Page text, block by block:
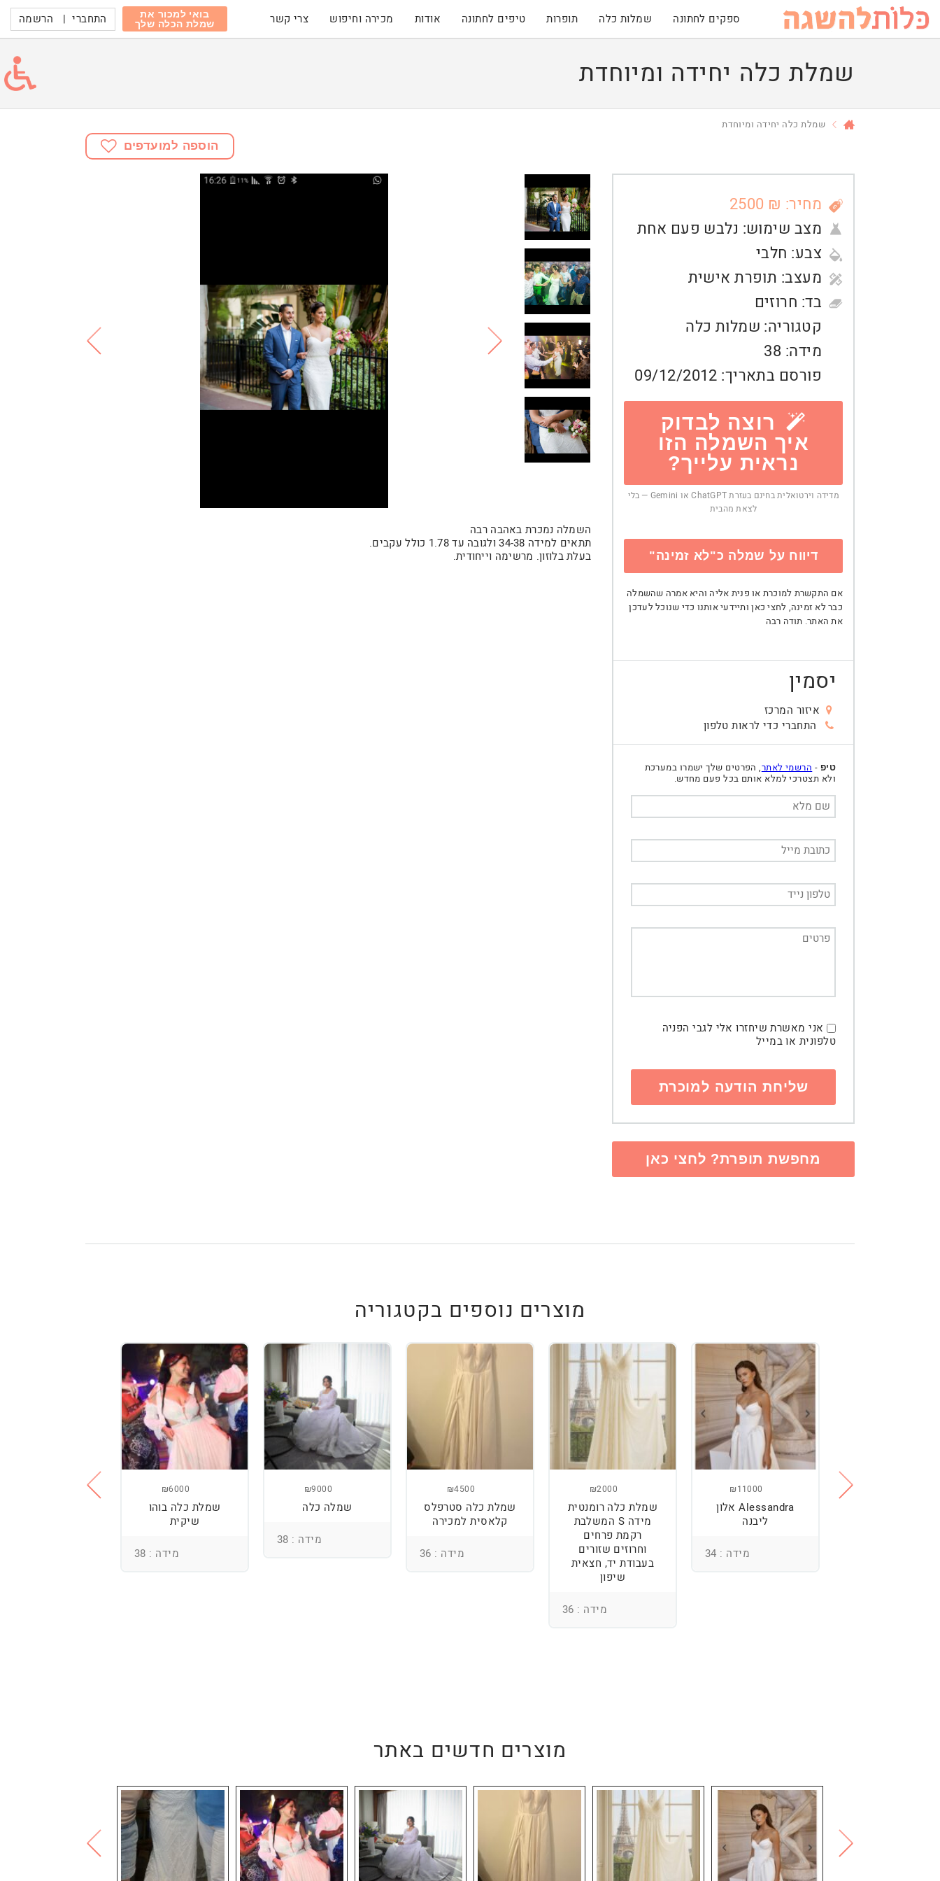
ספקים לחתונה שמלות כלה תופרות טיפים לחתונה אודות מכירה וחיפוש צרי קשר
בואי למכור את
שמלת הכלה שלך
התחברי | הרשמה
שמלת כלה יחידה ומיוחדת
שמלת כלה יחידה ומיוחדת
הוספה למועדפים
מחיר: ₪ 2500
מצב שימוש: נלבש פעם אחת
צבע: חלבי
מעצב: תופרת אישית
בד: חרוזים
קטגוריה: שמלות כלה
מידה: 38
פורסם בתאריך: 09/12/2012
רוצה לבדוק
איך השמלה הזו
נראית עלייך?
מדידה וירטואלית בחינם בעזרת ChatGPT או Gemini — בלי
לצאת מהבית
דיווח על שמלה כ"לא זמינה"
אם התקשרת למוכרת או פנית אליה והיא אמרה שהשמלה
כבר לא זמינה, לחצי כאן ותיידעי אותנו כדי שנוכל לעדכן
את האתר. תודה רבה
יסמין
איזור המרכז
התחברי כדי לראות טלפון
טיפ - הרשמי לאתר, הפרטים שלך ישמרו במערכת
ולא תצטרכי למלא אותם בכל פעם מחדש.
אני מאשרת שיחזרו אלי לגבי הפניה
טלפונית או במייל
מחפשת תופרת? לחצי כאן
השמלה נמכרת באהבה רבה
תתאים למידה 34-38 ולגובה עד 1.78 כולל עקבים.
בעלת בלוזון. מרשימה וייחודית.
מוצרים נוספים בקטגוריה
₪11000
Alessandra אלון
ליבנה
מידה : 34
₪2000
שמלת כלה רומנטית
מידה S המשלבת
רקמת פרחים
וחרוזים שזורים
בעבודת יד, חצאית
שיפון
מידה : 36
₪4500
שמלת כלה סטרפלס
קלאסית למכירה
מידה : 36
₪9000
שמלה כלה
מידה : 38
₪6000
שמלת כלה בוהו
שיקית
מידה : 38
מוצרים חדשים באתר